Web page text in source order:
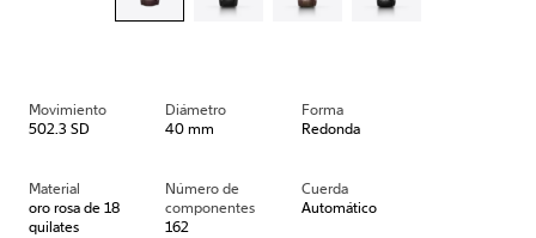
Movimiento
502.3 SD
Diámetro
40 mm
Forma
Redonda
Material
oro rosa de 18
quilates
Número de
componentes
162
Cuerda
Automático